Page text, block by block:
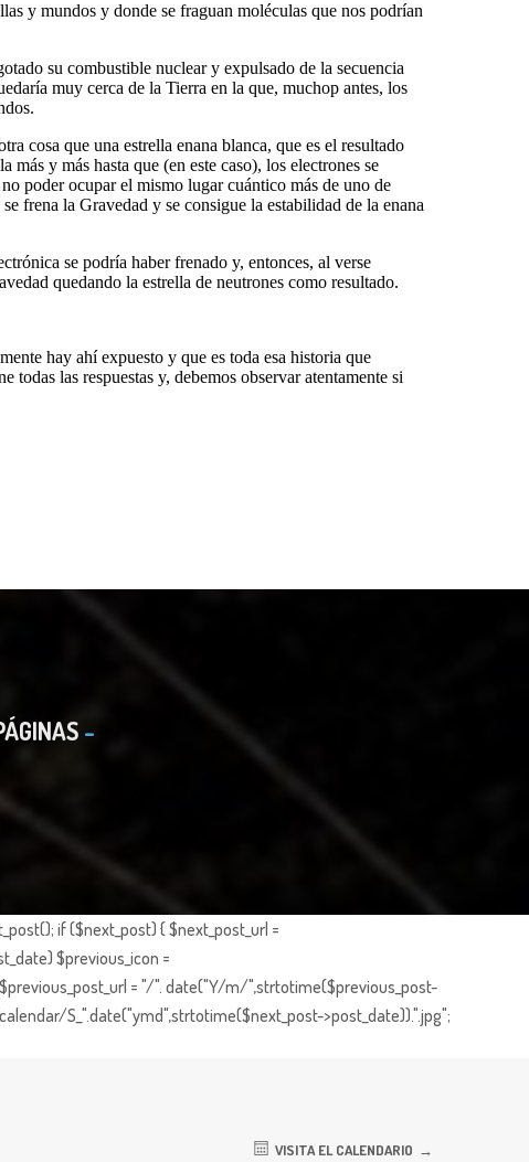
if ($next_post) { $next_post_url =
$previous_icon =
= "/". date("Y/m/",strtotime($previous_post-
S_".date("ymd",strtotime($next_post->post_date)).".jpg";
VISITA EL CALENDARIO